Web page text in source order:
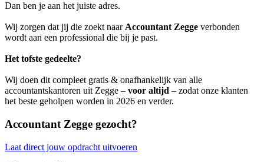
Dan ben je aan het juiste adres.
Wij zorgen dat jij die zoekt naarAccountant Zegge verbonden
wordt aan een professional die bij je past.
Het tofste gedeelte?
Wij doen dit compleet gratis & onafhankelijk van alle
accountantskantoren uit Zegge – voor altijd – zodat onze klanten
het beste geholpen worden in 2026 en verder.
Accountant Zegge gezocht?
Laat direct jouw opdracht uitvoeren